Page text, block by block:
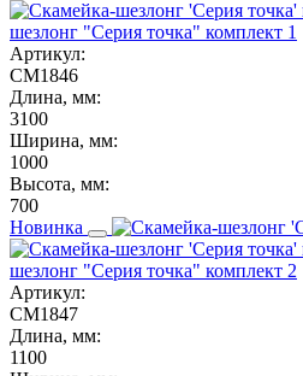
шезлонг "Серия точка" комплект 1
Артикул:
СМ1846
Длина, мм:
3100
Ширина, мм:
1000
Высота, мм:
700
Новинка
шезлонг "Серия точка" комплект 2
Артикул:
СМ1847
Длина, мм:
1100